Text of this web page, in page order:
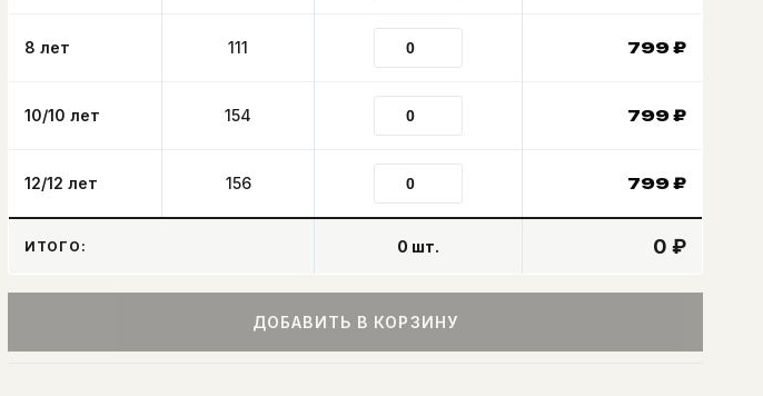
8 лет 111 799₽
10/10 лет 154 799₽
12/12 лет 156 799₽
ИТОГО: 0 шт. 0 ₽
ДОБАВИТЬ В КОРЗИНУ